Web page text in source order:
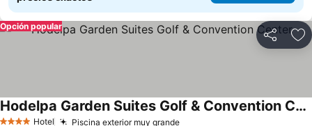
Compartir
Opción popular
Hotel Piscina exterior muy grande
Hodelpa Garden Suites Golf & Convention Center
Ver precios